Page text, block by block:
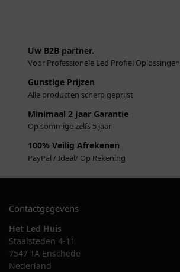
Uw B2B partner.
Voor Professionele Led Profiel Oplossingen
Gunstige Prijzen
Alle producten scherp geprijst
Minimaal 2 Jaar Garantie
Op sommige zelfs 5 jaar
100% Veilig Afrekenen
PayPal / Ideal/ Op Rekening
Contactgegevens
Het Led Huis
Staalsteden 4-11
7547 TA Enschede
Nederland